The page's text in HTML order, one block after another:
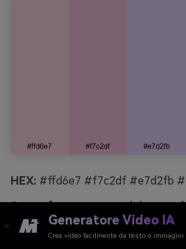
HEX: #ffd6e7 #f7c2df #e7d2fb
Atmosfera:cremoso, dolce,
Ideale per: per pubblicità di
Generatore Video IA
Crea video facilmente da testo o immagini